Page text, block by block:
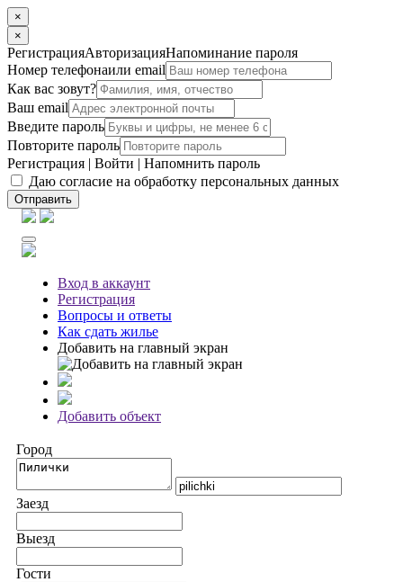
×
×
РегистрацияАвторизацияНапоминание пароля
Номер телефонаили email
Как вас зовут?
Ваш email
Введите пароль
Повторите пароль
Регистрация | Войти | Напомнить пароль
Даю согласие на обработку персональных данных
Отправить
Вход в аккаунт
Регистрация
Вопросы и ответы
Как сдать жилье
Добавить на главный экран
Добавить объект
Город
Заезд
Выезд
Гости